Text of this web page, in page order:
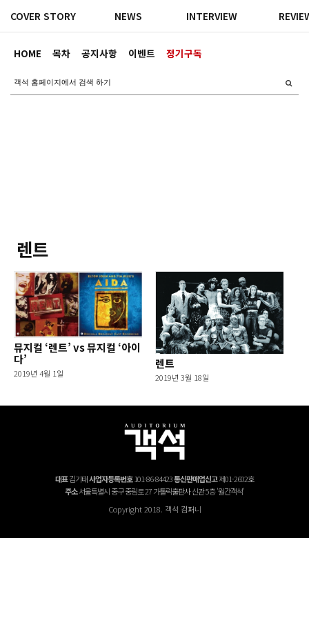
HOME 목차 공지사항 이벤트 정기구독
COVER STORY NEWS INTERVIEW
렌트
뮤지컬 ‘렌트’ vs 뮤지컬 ‘아이
다’
2019년 4월 1일
렌트
2019년 3월 18일
대표김기태사업자등록번호101-86-84423통신판매업신고제01-2602호
주소서울특별시 중구 중림로 27 가톨릭출판사 신관 5층 '월간객석'
Copyright 2018. 객석 컴퍼니